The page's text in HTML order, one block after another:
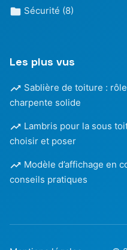
Sécurité (8)
Les plus vus
Sablière de toiture :
charpente solide
Lambris pour la sous
choisir et poser
Modèle d’affichage en
conseils pratiques